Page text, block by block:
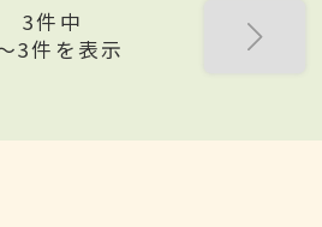
3件中
3件を表示